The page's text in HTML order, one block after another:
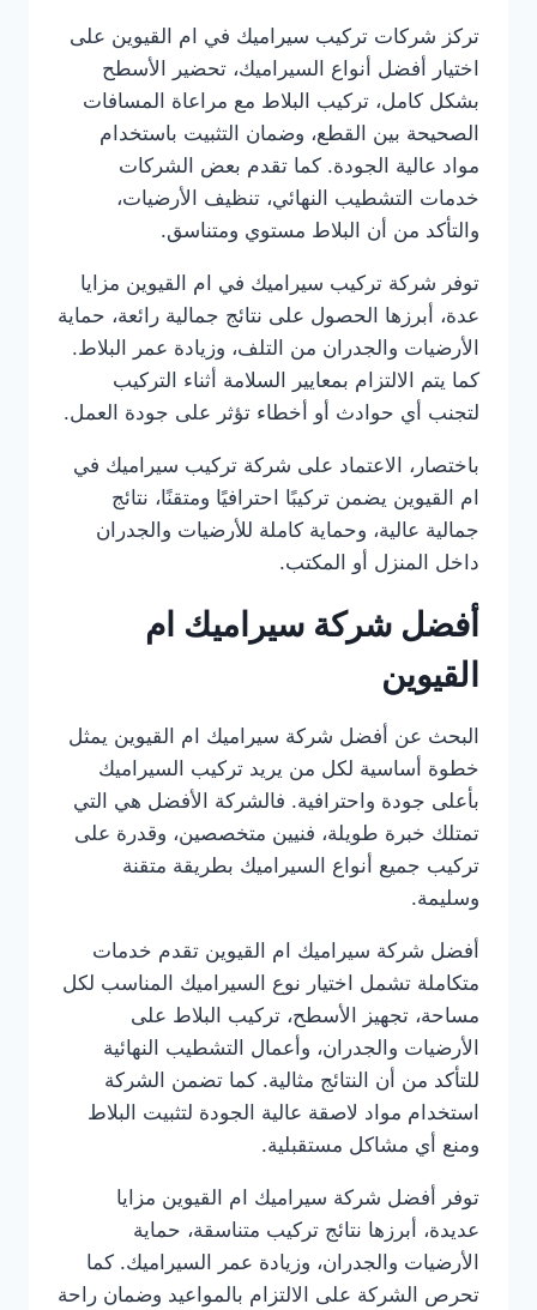
تركز شركات تركيب سيراميك في ام القيوين على
اختيار أفضل أنواع السيراميك، تحضير الأسطح
بشكل كامل، تركيب البلاط مع مراعاة المسافات
الصحيحة بين القطع، وضمان التثبيت باستخدام
مواد عالية الجودة. كما تقدم بعض الشركات
خدمات التشطيب النهائي، تنظيف الأرضيات،
والتأكد من أن البلاط مستوي ومتناسق.
توفر شركة تركيب سيراميك في ام القيوين مزايا
عدة، أبرزها الحصول على نتائج جمالية رائعة، حماية
الأرضيات والجدران من التلف، وزيادة عمر البلاط.
كما يتم الالتزام بمعايير السلامة أثناء التركيب
لتجنب أي حوادث أو أخطاء تؤثر على جودة العمل.
باختصار، الاعتماد على شركة تركيب سيراميك في
ام القيوين يضمن تركيبًا احترافيًا ومتقنًا، نتائج
جمالية عالية، وحماية كاملة للأرضيات والجدران
داخل المنزل أو المكتب.
أفضل شركة سيراميك ام
القيوين
البحث عن أفضل شركة سيراميك ام القيوين يمثل
خطوة أساسية لكل من يريد تركيب السيراميك
بأعلى جودة واحترافية. فالشركة الأفضل هي التي
تمتلك خبرة طويلة، فنيين متخصصين، وقدرة على
تركيب جميع أنواع السيراميك بطريقة متقنة
وسليمة.
أفضل شركة سيراميك ام القيوين تقدم خدمات
متكاملة تشمل اختيار نوع السيراميك المناسب لكل
مساحة، تجهيز الأسطح، تركيب البلاط على
الأرضيات والجدران، وأعمال التشطيب النهائية
للتأكد من أن النتائج مثالية. كما تضمن الشركة
استخدام مواد لاصقة عالية الجودة لتثبيت البلاط
ومنع أي مشاكل مستقبلية.
توفر أفضل شركة سيراميك ام القيوين مزايا
عديدة، أبرزها نتائج تركيب متناسقة، حماية
الأرضيات والجدران، وزيادة عمر السيراميك. كما
تحرص الشركة على الالتزام بالمواعيد وضمان راحة